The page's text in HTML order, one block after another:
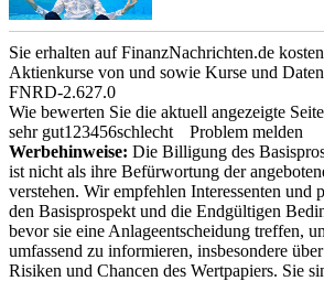
Sie erhalten auf FinanzNachrichten.de
Aktienkurse von und sowie Kurse und
FNRD-2.627.0
Wie bewerten Sie die aktuell angezeigte
sehr gut1 23456schlecht
Problem melden
Werbehinweise: Die Billigung des
ist nicht als ihre Befürwortung der
verstehen. Wir empfehlen Interessenten und
den Basisprospekt und die Endgültigen
bevor sie eine Anlageentscheidung treffen,
umfassend zu informieren, insbesondere
Risiken und Chancen des Wertpapiers. Sie